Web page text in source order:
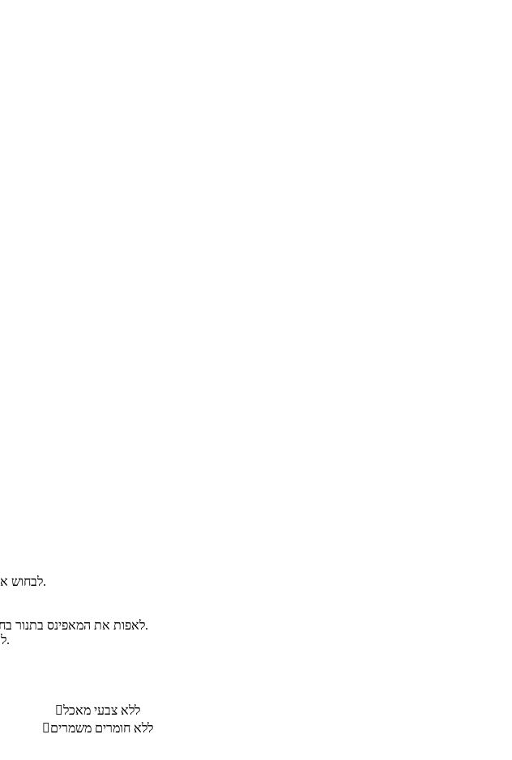
לבחוש את מצרכי המאפינס לפי הסדר הכתוב (חוץ מהשקדים המולבנים).
לאפות את המאפינס בתנור בחום של 180 מעלות למשך כ- 35 דקות או עד שהמאפינס מוכנים.
לבשל את כל מצרכי הסירופ על להבה נמוכה עד שהסירופ מסמיך.
ללא צבעי מאכל
ללא חומרים משמרים